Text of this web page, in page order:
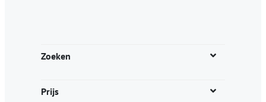
Zoeken
Prijs